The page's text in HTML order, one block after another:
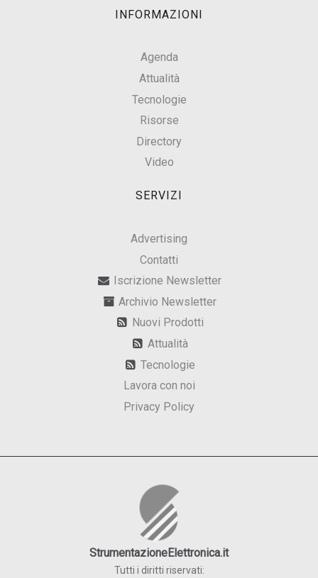
INFORMAZIONI
Agenda
Attualità
Tecnologie
Risorse
Directory
Video
SERVIZI
Advertising
Contatti
Iscrizione Newsletter
Archivio Newsletter
Nuovi Prodotti
Attualità
Tecnologie
Lavora con noi
Privacy Policy
StrumentazioneElettronica.it
Tutti i diritti riservati: